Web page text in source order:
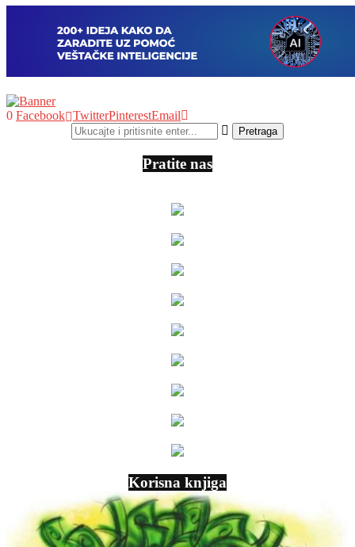
0 Facebook TwitterPinterestEmail
Pratite nas
Korisna knjiga